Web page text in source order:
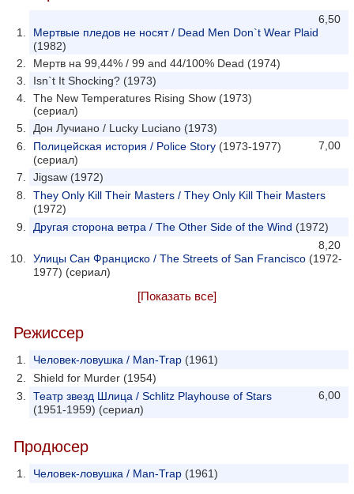
6,50
Мертвые пледов не носят / Dead Men Don`t Wear Plaid
(1982)
Мертв на 99,44% / 99 and 44/100% Dead (1974)
Isn`t It Shocking? (1973)
The New Temperatures Rising Show (1973)
(сериал)
Дон Лучиано / Lucky Luciano (1973)
7,00
Полицейская история / Police Story (1973-1977)
(сериал)
Jigsaw (1972)
They Only Kill Their Masters / They Only Kill Their Masters
(1972)
Другая сторона ветра / The Other Side of the Wind (1972)
8,20
Улицы Сан Франциско / The Streets of San Francisco (1972-
1977) (сериал)
[Показать все]
Режиссер
Человек-ловушка / Man-Trap (1961)
Shield for Murder (1954)
6,00
Театр звезд Шлица / Schlitz Playhouse of Stars
(1951-1959) (сериал)
Продюсер
Человек-ловушка / Man-Trap (1961)